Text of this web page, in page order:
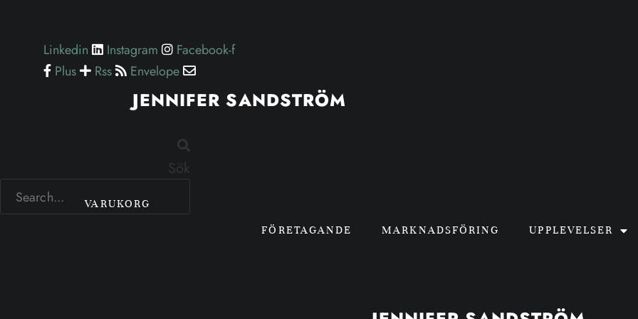
Linkedin Instagram
Facebook-f
Plus
Rss Envelope
JENNIFER SANDSTRÖM
Sök
VARUKORG
FÖRETAGANDE MARKNADSFÖRING UPPLEVELSER